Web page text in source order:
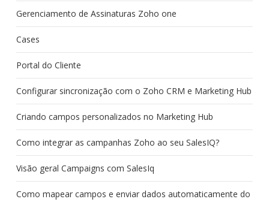
Gerenciamento de Assinaturas Zoho one
Cases
Portal do Cliente
Configurar sincronização com o Zoho CRM e Marketing Hub
Criando campos personalizados no Marketing Hub
Como integrar as campanhas Zoho ao seu SalesIQ?
Visão geral Campaigns com SalesIq
Como mapear campos e enviar dados automaticamente do